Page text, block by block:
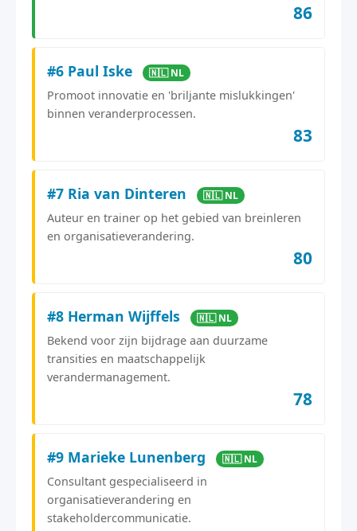
86
#6 Paul Iske 🇳🇱 NL
Promoot innovatie en 'briljante mislukkingen'
binnen veranderprocessen.
83
#7 Ria van Dinteren 🇳🇱 NL
Auteur en trainer op het gebied van breinleren
en organisatieverandering.
80
#8 Herman Wijffels 🇳🇱 NL
Bekend voor zijn bijdrage aan duurzame
transities en maatschappelijk
verandermanagement.
78
#9 Marieke Lunenberg 🇳🇱 NL
Consultant gespecialiseerd in
organisatieverandering en
stakeholdercommunicatie.